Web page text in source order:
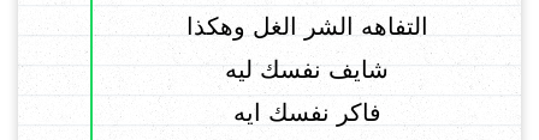
التفاهه الشر الغل وهكذا
شايف نفسك ليه
فاكر نفسك ايه